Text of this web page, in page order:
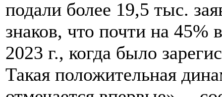
подали более 19,5 тыс.
знаков, что почти на 45%
2023 г., когда было
Такая положительная